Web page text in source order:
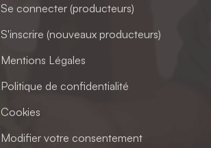
Se connecter (producteurs)
S'inscrire (nouveaux producteurs)
Mentions Légales
Politique de confidentialité
Cookies
Modifier votre consentement